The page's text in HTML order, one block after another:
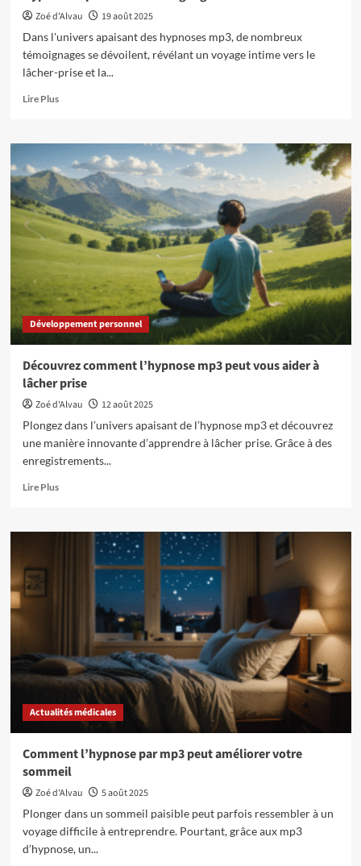
Zoé d'Alvau
19 août 2025
Dans l'univers apaisant des hypnoses mp3, de nombreux
témoignages se dévoilent, révélant un voyage intime vers le
lâcher-prise et la...
Lire PlusEn
sur
Hypnose
mp3
:
et
témoignages
sur
ses
bienfaits
Développement personnel
Découvrez comment l’hypnose mp3 peut vous aider à
lâcher prise
Zoé d'Alvau
12 août 2025
Plongez dans l’univers apaisant de l’hypnose mp3 et découvrez
une manière innovante d’apprendre à lâcher prise. Grâce à des
enregistrements...
Lire PlusEn
sur
Découvrez
comment
à
lâcher
prise
Actualités médicales
Comment l’hypnose par mp3 peut améliorer votre
sommeil
Zoé d'Alvau
5 août 2025
Plonger dans un sommeil paisible peut parfois ressembler à un
voyage difficile à entreprendre. Pourtant, grâce aux mp3
d’hypnose, un...